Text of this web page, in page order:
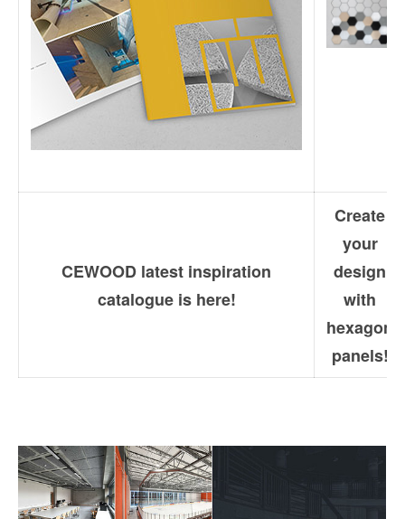
CEWOOD latest inspiration
catalogue is here!
Create
your
design
with
hexagon
panels!